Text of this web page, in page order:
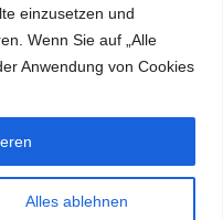
einzusetzen und
Wenn Sie auf „Alle
Anwendung von Cookies
Alles ablehnen
mit Schwerpunkt